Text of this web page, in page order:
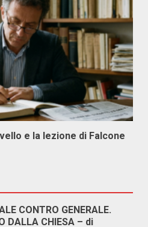
e la lezione di Falcone
CONTRO GENERALE.
DALLA CHIESA – di